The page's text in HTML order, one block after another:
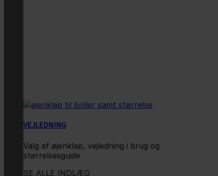
VEJLEDNING
Valg af øjenklap, vejledning i brug og
størrelsesguide
SE ALLE INDLÆG